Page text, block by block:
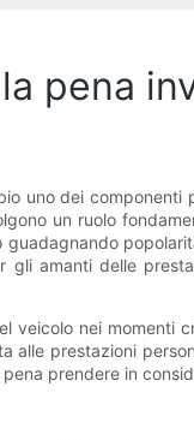
pena
uno dei
un ruolo
gli amanti delle
nei
prestazioni
prendere in